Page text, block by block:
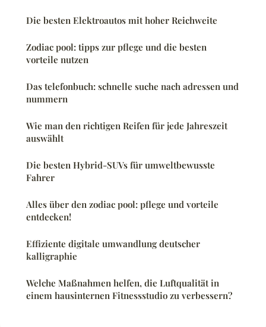
Die besten Elektroautos mit hoher Reichweite
Zodiac pool: tipps zur pflege und die besten
vorteile nutzen
Das telefonbuch: schnelle suche nach adressen und
nummern
Wie man den richtigen Reifen für jede Jahreszeit
auswählt
Die besten Hybrid-SUVs für umweltbewusste
Fahrer
Alles über den zodiac pool: pflege und vorteile
entdecken!
Effiziente digitale umwandlung deutscher
kalligraphie
Welche Maßnahmen helfen, die Luftqualität in
einem hausinternen Fitnessstudio zu verbessern?